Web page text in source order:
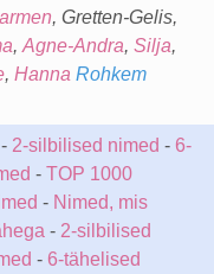
, Gretten-Gelis,
, Agne-Andra, Silja,
, Hanna Rohkem
- 2-silbilised nimed - 6-
- TOP 1000
- Nimed, mis
- 2-silbilised
- 6-tähelised